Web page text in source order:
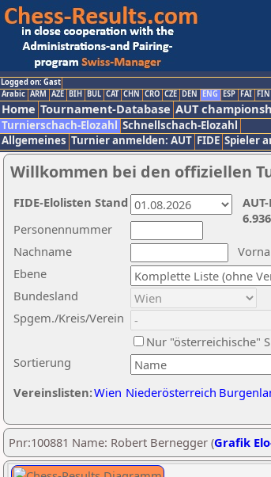
Logged on: Gast
Arabic ARM AZE BIH BUL CAT CHN CRO CZE DEN ENG ESP FAI FIN
Home Tournament-Database AUT
Turnierschach-Elozahl Schnellschach-Elozahl
Allgemeines Turnier anmelden: AUT FIDE Spieler
Willkommen bei den offiziellen
Nachname
Ebene
Sortierung
Personennummer
Bundesland
Spgem./Kreis/Verein
Nur "österreichische"
Vereinslisten:Wien Niederösterreich
6.936
FIDE-Elolisten Stand
Pnr:100881 Name: Robert Bernegger (Grafik